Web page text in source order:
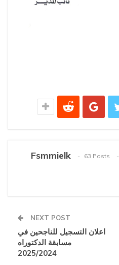
Fsmmielk 63 Posts
NEXT POST
اعلان التسجيل للناجحين في
مسابقة الدكتوراه
2025/2024